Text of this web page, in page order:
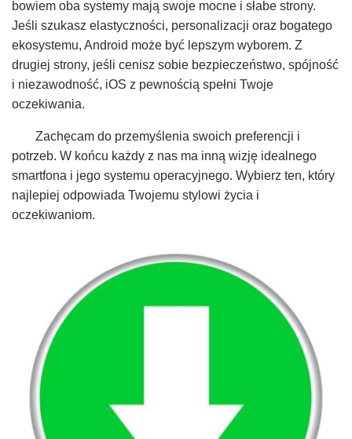
bowiem oba systemy mają swoje mocne i słabe strony.
Jeśli szukasz elastyczności, personalizacji oraz bogatego
ekosystemu, Android może być lepszym wyborem. Z
drugiej strony, jeśli cenisz sobie bezpieczeństwo, spójność
i niezawodność, iOS z pewnością spełni Twoje
oczekiwania.
Zachęcam do przemyślenia swoich preferencji i
potrzeb. W końcu każdy z nas ma inną wizję idealnego
smartfona i jego systemu operacyjnego. Wybierz ten, który
najlepiej odpowiada Twojemu stylowi życia i
oczekiwaniom.